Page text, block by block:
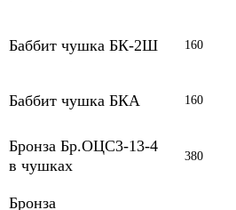
Баббит чушка БК-2Ш 160
Баббит чушка БКА 160
Бронза Бр.ОЦС3-13-4
в чушках
380
Бронза